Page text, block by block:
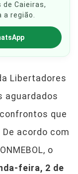
Caieiras,
a região.
Libertadores
aguardados
que
acordo com
o
feira, 2 de